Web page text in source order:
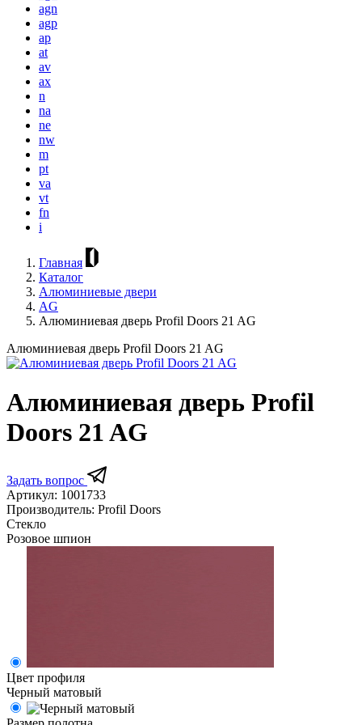
agn
agp
ap
at
av
ax
n
na
ne
nw
m
pt
va
vt
fn
i
Главная
Каталог
Алюминиевые двери
AG
Алюминиевая дверь Profil Doors 21 AG
Алюминиевая дверь Profil Doors 21 AG
Алюминиевая дверь Profil
Doors 21 AG
Задать вопрос
Артикул: 1001733
Производитель: Profil Doors
Стекло
Розовое шпион
Цвет профиля
Черный матовый